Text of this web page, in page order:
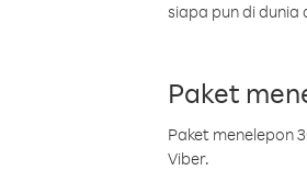
siapa pun di dunia
Paket
Paket menelepon
Viber.